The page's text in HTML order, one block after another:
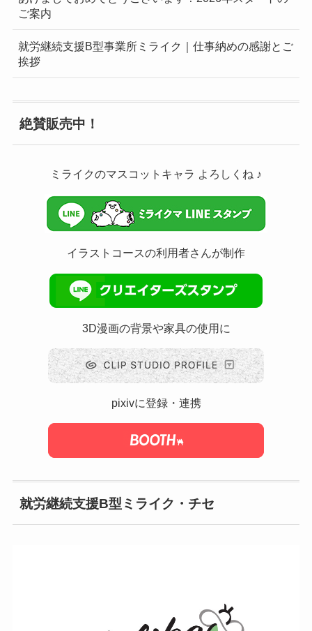
ご案内
就労継続支援B型事業所ミライク｜仕事納めの感謝とご
挨拶
絶賛販売中！
ミライクのマスコットキャラ よろしくね ♪
イラストコースの利用者さんが制作
3D漫画の背景や家具の使用に
pixivに登録・連携
就労継続支援B型ミライク・チセ